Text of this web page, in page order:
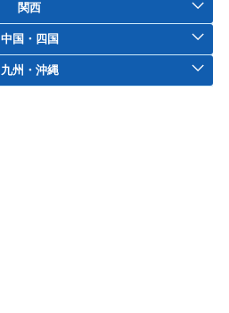
関西
中国・四国
九州・沖縄